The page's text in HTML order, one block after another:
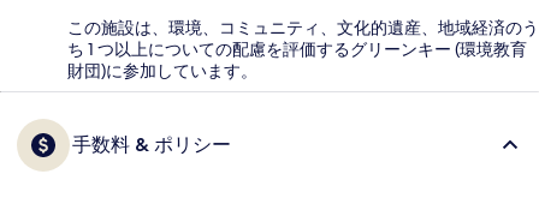
この施設は、環境、コミュニティ、文化的遺産、地域経済のう
ち 1 つ以上についての配慮を評価するグリーンキー (環境教育
財団)に参加しています。
手数料 & ポリシー